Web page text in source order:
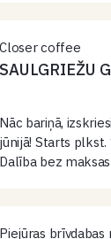
Closer coffee
SAULGRIEŽU
Nāc bariņā,
jūnijā! Starts plkst.
Dalība bez maksas
Piejūras brīvdabas